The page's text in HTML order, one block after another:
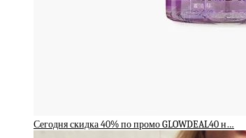
Сегодня скидка 40% по промо GLOWDEAL40 н…